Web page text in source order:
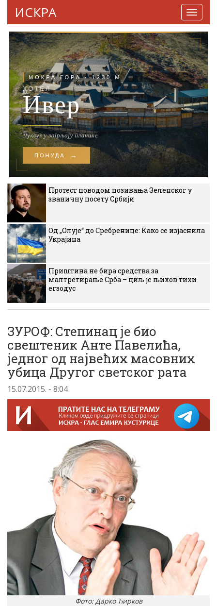
ИСКРА
Протест поводом позивања Зеленског у
званичну посету Србији
Од „Олује“ до Сребренице: Како се изјаснила
Украјина
Приштина не бира средства за
малтретирање Срба – циљ је њихов тихи
егзодус
ЗУРОФ: Степинац је био
свештеник Анте Павелића,
једног од највећих масовних
убица Другог светског рата
15.07.2015. - 8:04
Фото: Дарко Ћирков